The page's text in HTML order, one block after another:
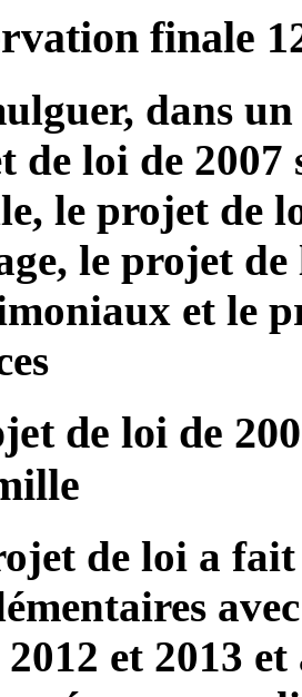
finale
dans
de loi de
le projet de
le projet de
et le
de loi de
de loi a
et 2013